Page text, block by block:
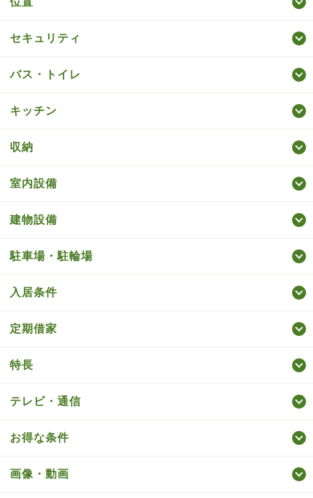
セキュリティ
バス・トイレ
キッチン
収納
室内設備
建物設備
駐車場・駐輪場
入居条件
定期借家
特長
テレビ・通信
お得な条件
画像・動画